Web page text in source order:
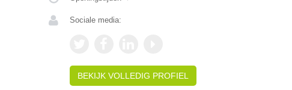
Sociale media:
BEKIJK VOLLEDIG PROFIEL